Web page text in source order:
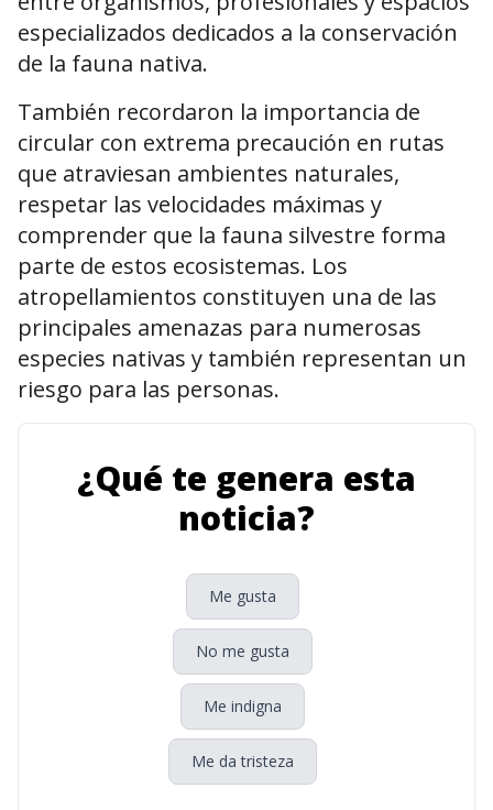
especializados dedicados a la conservación
de la fauna nativa.
También recordaron la importancia de
circular con extrema precaución en rutas
que atraviesan ambientes naturales,
respetar las velocidades máximas y
comprender que la fauna silvestre forma
parte de estos ecosistemas. Los
atropellamientos constituyen una de las
principales amenazas para numerosas
especies nativas y también representan un
riesgo para las personas.
¿Qué te genera esta
noticia?
Me gusta
No me gusta
Me indigna
Me da tristeza